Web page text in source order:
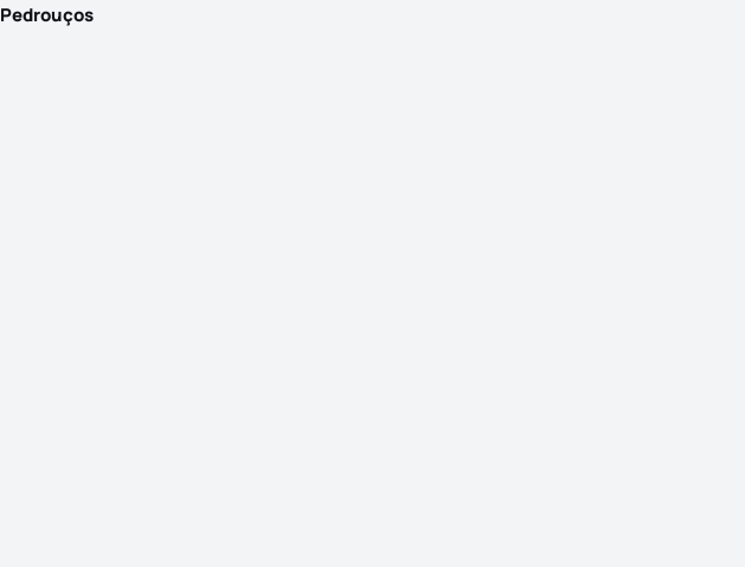
Pedrouços